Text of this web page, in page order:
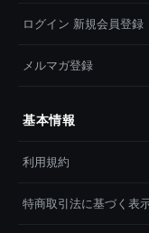
ログイン 新規会員登録
メルマガ登録
基本情報
利用規約
特商取引法に基づく表